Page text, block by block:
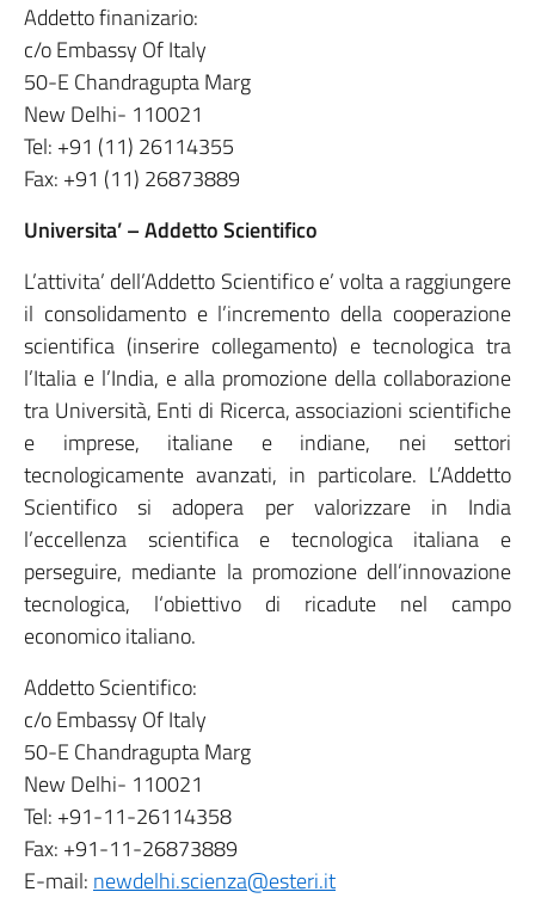
Addetto finanizario:
c/o Embassy Of Italy
50-E Chandragupta Marg
New Delhi- 110021
Tel: +91 (11) 26114355
Fax: +91 (11) 26873889
Universita’ – Addetto Scientifico
L’attivita’ dell’Addetto Scientifico e’ volta a raggiungere
il consolidamento e l’incremento della cooperazione
scientifica (inserire collegamento) e tecnologica tra
l’Italia e l’India, e alla promozione della collaborazione
tra Università, Enti di Ricerca, associazioni scientifiche
e imprese, italiane e indiane, nei settori
tecnologicamente avanzati, in particolare. L’Addetto
Scientifico si adopera per valorizzare in India
l’eccellenza scientifica e tecnologica italiana e
perseguire, mediante la promozione dell’innovazione
tecnologica, l‘obiettivo di ricadute nel campo
economico italiano.
Addetto Scientifico:
c/o Embassy Of Italy
50-E Chandragupta Marg
New Delhi- 110021
Tel: +91-11-26114358
Fax: +91-11-26873889
E-mail: newdelhi.scienza@esteri.it